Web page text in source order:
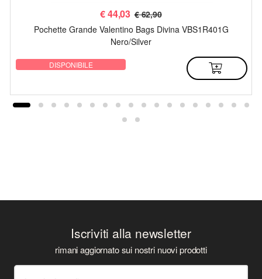
€44,03 € 62,90
Pochette Grande Valentino Bags Divina VBS1R401G
Nero/Silver
DISPONIBILE
Iscriviti alla newsletter
rimani aggiornato sui nostri nuovi prodotti